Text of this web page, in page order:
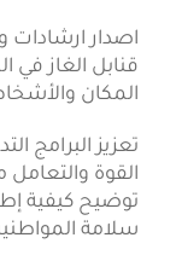
اصدار ارشادات
قنابل الغاز في
المكان
تعزيز البرامج
القوة
توضيح كيفية
سلامة